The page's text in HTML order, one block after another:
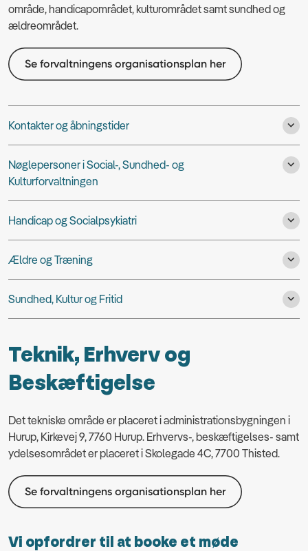
område, handicapområdet, kulturområdet samt sundhed og
ældreområdet.
Se forvaltningens organisationsplan her
Kontakter og åbningstider
Nøglepersoner i Social-, Sundhed- og
Kulturforvaltningen
Handicap og Socialpsykiatri
Ældre og Træning
Sundhed, Kultur og Fritid
Teknik, Erhverv og
Beskæftigelse
Det tekniske område er placeret i administrationsbygningen i
Hurup, Kirkevej 9, 7760 Hurup. Erhvervs-, beskæftigelses- samt
ydelsesområdet er placeret i Skolegade 4C, 7700 Thisted.
Se forvaltningens organisationsplan her
Vi opfordrer til at booke et møde